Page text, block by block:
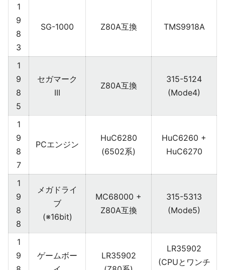
1
9
8
3
SG-1000 Z80A互換 TMS9918A
1
9
8
5
セガマーク
III
Z80A互換
315-5124
(Mode4)
1
9
8
7
PCエンジン
HuC6280
(6502系)
HuC6260 +
HuC6270
1
9
8
8
メガドライ
ブ
(※16bit)
MC68000 +
Z80A互換
315-5313
(Mode5)
1
9
ゲームボー
LR35902
LR35902
(CPUとワンチ